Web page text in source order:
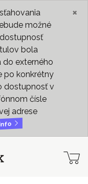
možné
bola
externého
po konkrétny
dostupnosť v
čísle
adrese
×